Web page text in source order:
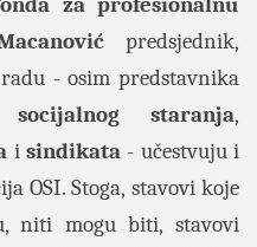
predsjednik,
- osim predstavnika
staranja,
isindikata - učestvuju i
OSI. Stoga, stavovi koje
niti mogu biti, stavovi